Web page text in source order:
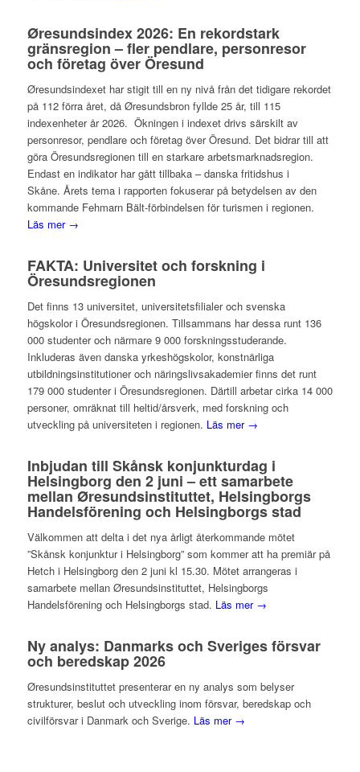
Øresundsindex 2026: En rekordstark
gränsregion – fler pendlare, personresor
och företag över Öresund
Øresundsindexet har stigit till en ny nivå från det tidigare rekordet
på 112 förra året, då Øresundsbron fyllde 25 år, till 115
indexenheter år 2026. Ökningen i indexet drivs särskilt av
personresor, pendlare och företag över Öresund. Det bidrar till att
göra Öresundsregionen till en starkare arbetsmarknadsregion.
Endast en indikator har gått tillbaka – danska fritidshus i
Skåne. Årets tema i rapporten fokuserar på betydelsen av den
kommande Fehmarn Bält-förbindelsen för turismen i regionen.
Läs mer →
FAKTA: Universitet och forskning i
Öresundsregionen
Det finns 13 universitet, universitetsfilialer och svenska
högskolor i Öresundsregionen. Tillsammans har dessa runt 136
000 studenter och närmare 9 000 forskningsstuderande.
Inkluderas även danska yrkeshögskolor, konstnärliga
utbildningsinstitutioner och näringslivsakademier finns det runt
179 000 studenter i Öresundsregionen. Därtill arbetar cirka 14 000
personer, omräknat till heltid/årsverk, med forskning och
utveckling på universiteten i regionen. Läs mer →
Inbjudan till Skånsk konjunkturdag i
Helsingborg den 2 juni – ett samarbete
mellan Øresundsinstituttet, Helsingborgs
Handelsförening och Helsingborgs stad
Välkommen att delta i det nya årligt återkommande mötet
”Skånsk konjunktur i Helsingborg” som kommer att ha premiär på
Hetch i Helsingborg den 2 juni kl 15.30. Mötet arrangeras i
samarbete mellan Øresundsinstituttet, Helsingborgs
Handelsförening och Helsingborgs stad. Läs mer →
Ny analys: Danmarks och Sveriges försvar
och beredskap 2026
Øresundsinstituttet presenterar en ny analys som belyser
strukturer, beslut och utveckling inom försvar, beredskap och
civilförsvar i Danmark och Sverige. Läs mer →